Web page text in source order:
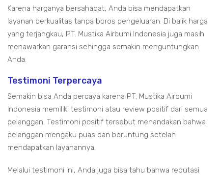
Karena harganya bersahabat, Anda bisa mendapatkan
layanan berkualitas tanpa boros pengeluaran. Di balik harga
yang terjangkau, PT. Mustika Airbumi Indonesia juga masih
menawarkan garansi sehingga semakin menguntungkan
Anda.
Testimoni Terpercaya
Semakin bisa Anda percaya karena PT. Mustika Airbumi
Indonesia memiliki testimoni atau review positif dari semua
pelanggan. Testimoni positif tersebut menandakan bahwa
pelanggan mengaku puas dan beruntung setelah
mendapatkan layanannya.
Melalui testimoni ini, Anda juga bisa tahu bahwa reputasi